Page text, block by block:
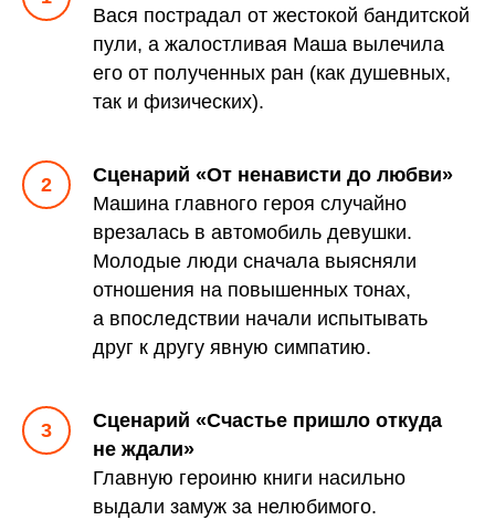
Вася пострадал от жестокой бандитской
пули, а жалостливая Маша вылечила
его от полученных ран (как душевных,
так и физических).
Сценарий «От ненависти до любви»
Машина главного героя случайно
врезалась в автомобиль девушки.
Молодые люди сначала выясняли
отношения на повышенных тонах,
а впоследствии начали испытывать
друг к другу явную симпатию.
Сценарий «Счастье пришло откуда
не ждали»
Главную героиню книги насильно
выдали замуж за нелюбимого.